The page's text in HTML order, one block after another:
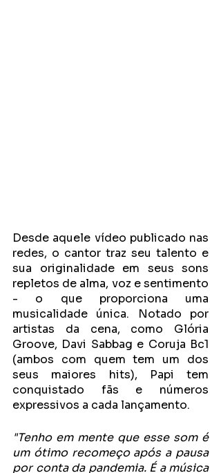
Desde aquele vídeo publicado nas
redes, o cantor traz seu talento e
sua originalidade em seus sons
repletos de alma, voz e sentimento
- o que proporciona uma
musicalidade única. Notado por
artistas da cena, como Glória
Groove, Davi Sabbag e Coruja Bc1
(ambos com quem tem um dos
seus maiores hits), Papi tem
conquistado fãs e números
expressivos a cada lançamento.
"Tenho em mente que esse som é
um ótimo recomeço após a pausa
por conta da pandemia. É a música